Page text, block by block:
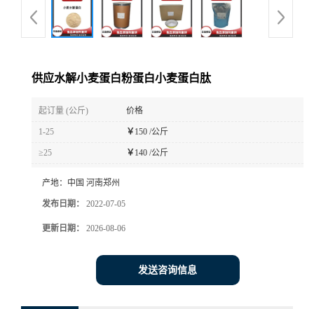
供应水解小麦蛋白粉蛋白小麦蛋白肽
起订量 (公斤) 价格
1-25 ￥ 150 /公斤
≥25 ￥ 140 /公斤
产地： 中国 河南郑州
发布日期： 2022-07-05
更新日期： 2026-08-06
发送咨询信息